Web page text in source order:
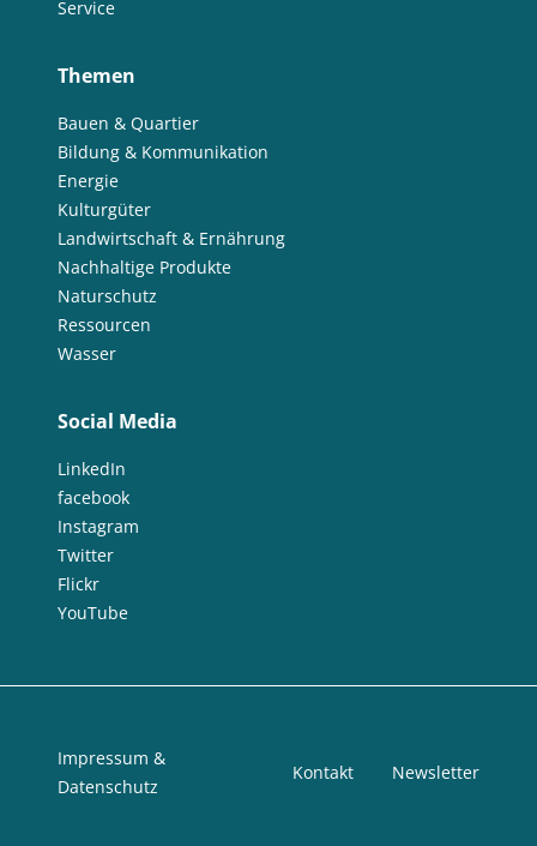
Service
Themen
Bauen & Quartier
Bildung & Kommunikation
Energie
Kulturgüter
Landwirtschaft & Ernährung
Nachhaltige Produkte
Naturschutz
Ressourcen
Wasser
Social Media
LinkedIn
facebook
Instagram
Twitter
Flickr
YouTube
Impressum &
Datenschutz
Kontakt Newsletter